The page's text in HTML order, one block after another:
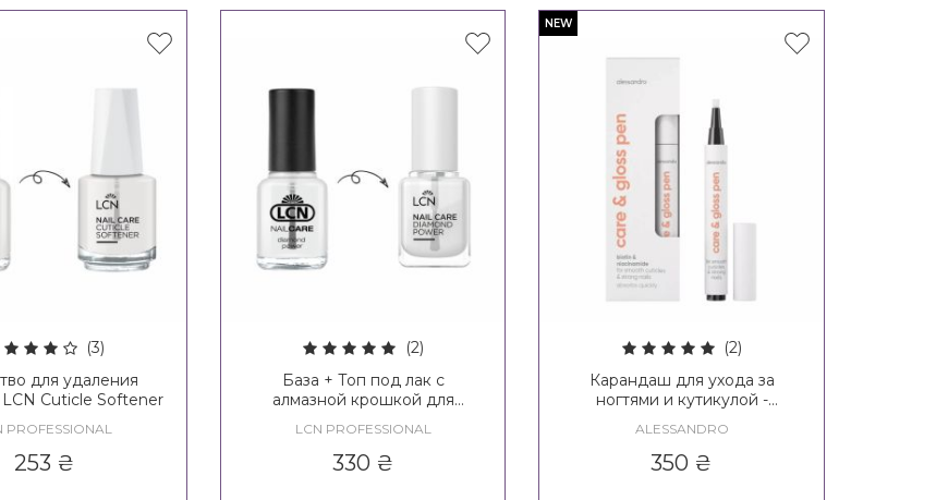
(3)
для удаления
LCN Cuticle Softener
PROFESSIONAL
253 ₴
(2)
База + Топ под лак с
алмазной крошкой для
Diamond Power
LCN PROFESSIONAL
330 ₴
NEW
(2)
Карандаш для ухода за
ногтями и кутикулой -
Gloss Pen
ALESSANDRO
350 ₴